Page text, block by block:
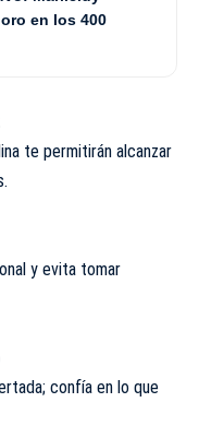
en los 400
te permitirán alcanzar
y evita tomar
confía en lo que